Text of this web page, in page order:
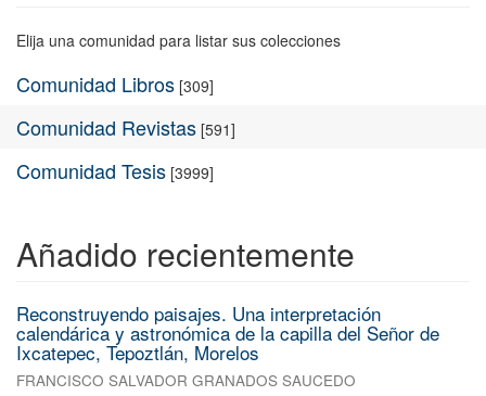
Elija una comunidad para listar sus colecciones
Comunidad Libros [309]
Comunidad Revistas [591]
Comunidad Tesis [3999]
Añadido recientemente
Reconstruyendo paisajes. Una interpretación
calendárica y astronómica de la capilla del Señor de
Ixcatepec, Tepoztlán, Morelos
FRANCISCO SALVADOR GRANADOS SAUCEDO